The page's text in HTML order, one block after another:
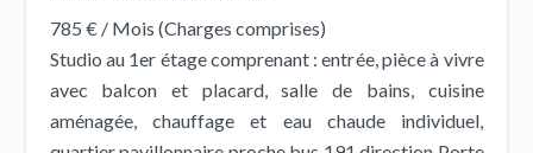
785 € / Mois (Charges comprises)
Studio au 1er étage comprenant : entrée, pièce à vivre
avec balcon et placard, salle de bains, cuisine
aménagée, chauffage et eau chaude individuel,